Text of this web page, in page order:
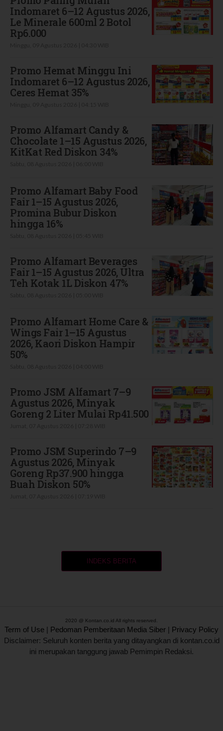
Indomaret 6–12 Agustus 2026,
Le Minerale 600ml 2 Botol
Rp6.000
Promo Hemat Minggu Ini
Indomaret 6–12 Agustus 2026,
Ceres Hemat 35%
Promo Alfamart Candy &
Chocolate 1–15 Agustus 2026,
KitKat Red Diskon 34%
Promo Alfamart Baby Food
Fair 1–15 Agustus 2026,
Promina Bubur Diskon
hingga 16%
Promo Alfamart Beverages
Fair 1–15 Agustus 2026, Ultra
Teh Kotak 1L Diskon 47%
Promo Alfamart Home Care &
Wings Fair 1–15 Agustus
2026, Kaori Diskon Hampir
50%
Promo JSM Alfamart 7–9
Agustus 2026, Minyak
Goreng 2 Liter Mulai Rp41.500
Promo JSM Superindo 7–9
Agustus 2026, Minyak
Goreng Rp37.900 hingga
Buah Diskon 50%
INDEKS BERITA
2020 @ Kontan.co.id All rights reserved.
Term of Use | Pedoman Pemberitaan Media Siber | Privacy Policy
Disclaimer: Seluruh konten berita yang ditayangkan di kontan.co.id
ini merupakan tanggung jawab Pemimpin Redaksi.